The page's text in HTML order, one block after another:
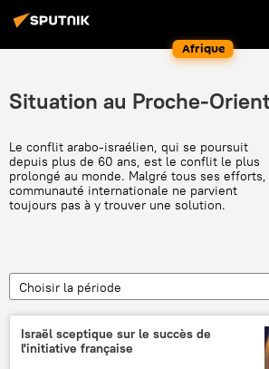
Afrique
Situation au Proche-
Le conflit arabo-israélien, qui se poursuit
depuis plus de 60 ans, est le conflit le plus
prolongé au monde. Malgré tous ses efforts,
communauté internationale ne parvient
toujours pas à y trouver une solution.
Choisir la période
Israël sceptique sur le succès de
l'initiative française